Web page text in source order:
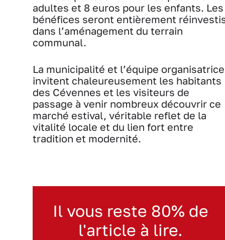
adultes et 8 euros pour les enfants. Les
bénéfices seront entièrement
dans l’aménagement du terrain
communal.
La municipalité et l’équipe organisatrice
invitent chaleureusement les habitants
des Cévennes et les visiteurs de
passage à venir nombreux découvrir ce
marché estival, véritable reflet de la
vitalité locale et du lien fort entre
tradition et modernité.
Il vous reste 80% de
l'article à lire.